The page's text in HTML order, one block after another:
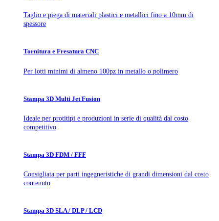
Taglio e piega di materiali plastici e metallici fino a 10mm di
spessore
Tornitura e Fresatura CNC
Per lotti minimi di almeno 100pz in metallo o polimero
Stampa 3D Multi Jet Fusion
Ideale per protitipi e produzioni in serie di qualità dal costo
competitivo
Stampa 3D FDM / FFF
Consigliata per parti ingegneristiche di grandi dimensioni dal costo
contenuto
Stampa 3D SLA / DLP / LCD